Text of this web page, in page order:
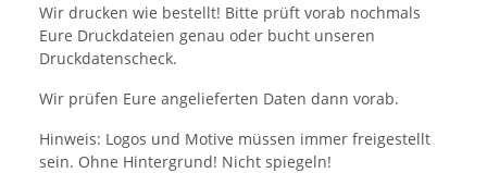
Wir drucken wie bestellt! Bitte prüft vorab nochmals
Eure Druckdateien genau oder bucht unseren
Druckdatenscheck.
Wir prüfen Eure angelieferten Daten dann vorab.
Hinweis: Logos und Motive müssen immer freigestellt
sein. Ohne Hintergrund! Nicht spiegeln!